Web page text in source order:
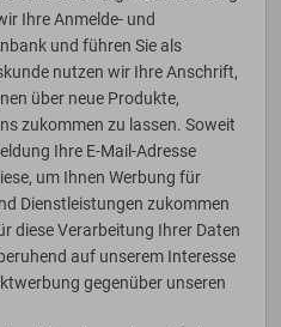
Ihre Anmelde- und
und führen Sie als
nutzen wir Ihre Anschrift,
über neue Produkte,
zukommen zu lassen. Soweit
Ihre E-Mail-Adresse
um Ihnen Werbung für
Dienstleistungen zukommen
diese Verarbeitung Ihrer Daten
auf unserem Interesse
gegenüber unseren